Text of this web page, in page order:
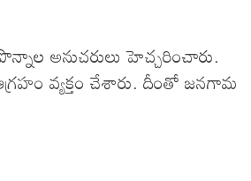
అనుచరులు హెచ్చరించారు.
వ్యక్తం చేశారు. దీంతో జనగామ